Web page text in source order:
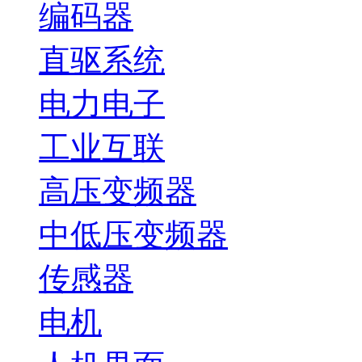
编码器
直驱系统
电力电子
工业互联
高压变频器
中低压变频器
传感器
电机